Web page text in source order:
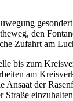
den
Zufahrt am
bis zum
am
der